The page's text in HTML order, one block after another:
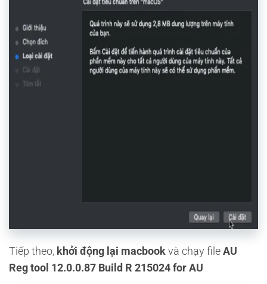
Tiếp theo, khởi động lại macbook và chạy file AU
Reg tool 12.0.0.87 Build R 215024 for AU